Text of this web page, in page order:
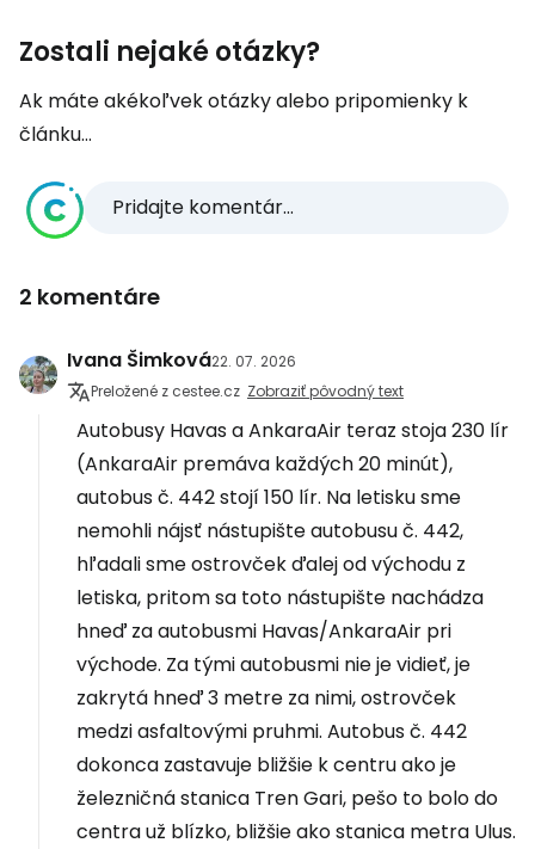
Zostali nejaké otázky?
Ak máte akékoľvek otázky alebo pripomienky k
článku...
Pridajte komentár...
2 komentáre
Ivana Šimková22. 07. 2026
Preložené z cestee.cz Zobraziť pôvodný text
Autobusy Havas a AnkaraAir teraz stoja 230 lír
(AnkaraAir premáva každých 20 minút),
autobus č. 442 stojí 150 lír. Na letisku sme
nemohli nájsť nástupište autobusu č. 442,
hľadali sme ostrovček ďalej od východu z
letiska, pritom sa toto nástupište nachádza
hneď za autobusmi Havas/AnkaraAir pri
východe. Za tými autobusmi nie je vidieť, je
zakrytá hneď 3 metre za nimi, ostrovček
medzi asfaltovými pruhmi. Autobus č. 442
dokonca zastavuje bližšie k centru ako je
železničná stanica Tren Gari, pešo to bolo do
centra už blízko, bližšie ako stanica metra Ulus.